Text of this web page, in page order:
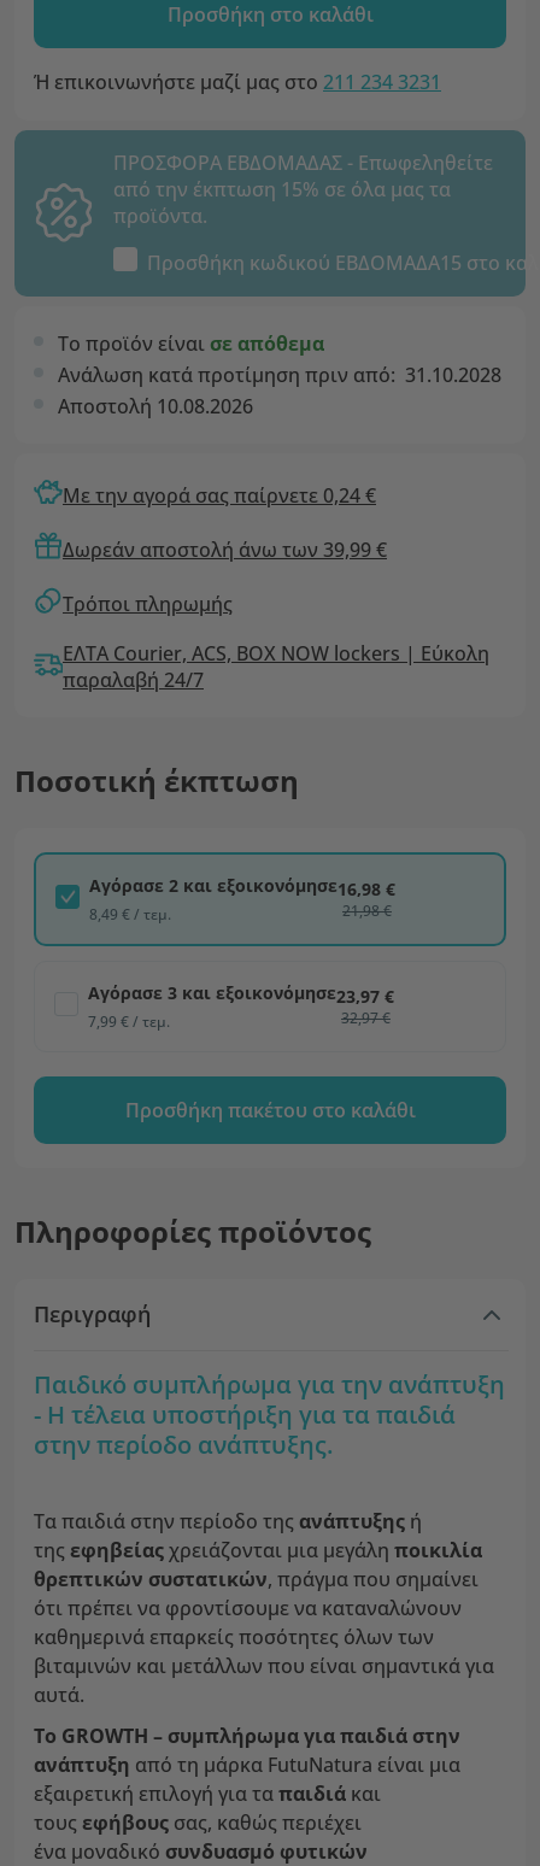
Προσθήκη στο καλάθι
Ή επικοινωνήστε μαζί μας στο 211 234 3231
ΠΡΟΣΦΟΡΑ ΕΒΔΟΜΑΔΑΣ - Επωφεληθείτε
από την έκπτωση 15% σε όλα μας τα
προϊόντα.
Προσθήκη κωδικού ΕΒΔΟΜΑΔΑ15 στο
Το προϊόν είναι σε απόθεμα
Ανάλωση κατά προτίμηση πριν από: 31.10.2028
Αποστολή 10.08.2026
Με την αγορά σας παίρνετε 0,24 €
Δωρεάν αποστολή άνω των 39,99 €
Τρόποι πληρωμής
ΕΛΤΑ Courier, ACS, BOX NOW lockers | Εύκολη
παραλαβή 24/7
Ποσοτική έκπτωση
Αγόρασε 2 και εξοικονόμησε
8,49 € / τεμ.
16,98 €
21,98 €
Αγόρασε 3 και εξοικονόμησε
7,99 € / τεμ.
23,97 €
32,97 €
Προσθήκη πακέτου στο καλάθι
Πληροφορίες προϊόντος
Περιγραφή
Παιδικό συμπλήρωμα για την ανάπτυξη
- Η τέλεια υποστήριξη για τα παιδιά
στην περίοδο ανάπτυξης.
Τα παιδιά στην περίοδο της ανάπτυξης ή
της εφηβείαςχρειάζονται μια μεγάλη ποικιλία
θρεπτικών συστατικών, πράγμα που σημαίνει
ότι πρέπει να φροντίσουμε να καταναλώνουν
καθημερινά επαρκείς ποσότητες όλων των
βιταμινών και μετάλλων που είναι σημαντικά για
αυτά.
Το GROWTH – συμπλήρωμαγια παιδιά στην
ανάπτυξη από τη μάρκα FutuNatura είναι μια
εξαιρετική επιλογή για ταπαιδιά και
τους εφήβους σας, καθώς περιέχει
ένα μοναδικό συνδυασμό φυτικών